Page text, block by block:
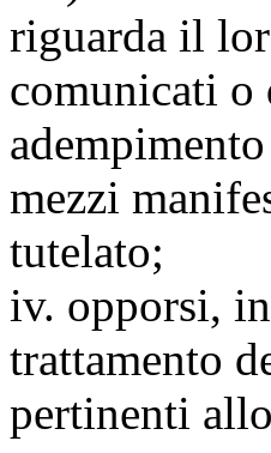
riguarda il
comunicati o
mezzi
tutelato;
iv. opporsi,
trattamento
pertinenti